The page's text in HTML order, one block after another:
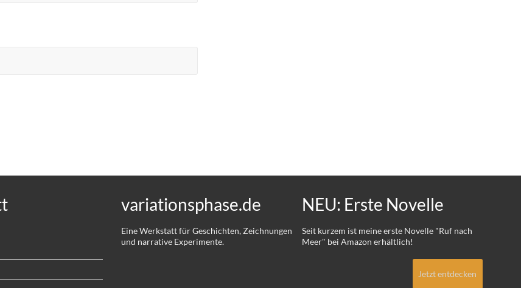
variationsphase.de
Eine Werkstatt für Geschichten, Zeichnungen
und narrative Experimente.
NEU: Erste Novelle
Seit kurzem ist meine erste Novelle "Ruf nach
Meer" bei Amazon erhältlich!
Jetzt entdecken